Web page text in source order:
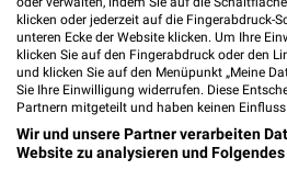
klicken oder jederzeit auf die Fingerabdruck-
unteren Ecke der Website klicken. Um Ihre
klicken Sie auf den Fingerabdruck oder den
und klicken Sie auf den Menüpunkt „Meine
Sie Ihre Einwilligung widerrufen. Diese
Partnern mitgeteilt und haben keinen
Wir und unsere Partner verarbeiten
Website zu analysieren und Folgendes